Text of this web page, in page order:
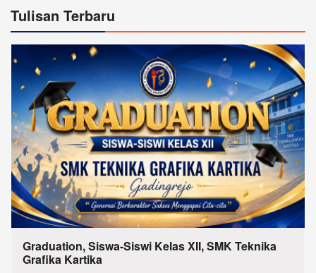
Tulisan Terbaru
Graduation, Siswa-Siswi Kelas XII, SMK Teknika
Grafika Kartika